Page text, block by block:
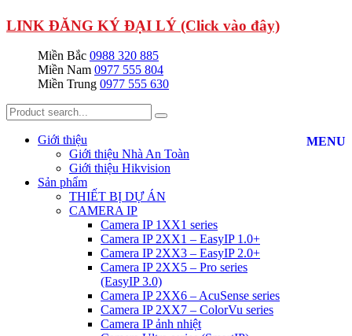
LINK ĐĂNG KÝ ĐẠI LÝ (Click vào đây)
Miền Bắc 0988 320 885
Miền Nam 0977 555 804
Miền Trung 0977 555 630
MENU
Giới thiệu
Giới thiệu Nhà An Toàn
Giới thiệu Hikvision
Sản phẩm
THIẾT BỊ DỰ ÁN
CAMERA IP
Camera IP 1XX1 series
Camera IP 2XX1 – EasyIP 1.0+
Camera IP 2XX3 – EasyIP 2.0+
Camera IP 2XX5 – Pro series
(EasyIP 3.0)
Camera IP 2XX6 – AcuSense series
Camera IP 2XX7 – ColorVu series
Camera IP ảnh nhiệt